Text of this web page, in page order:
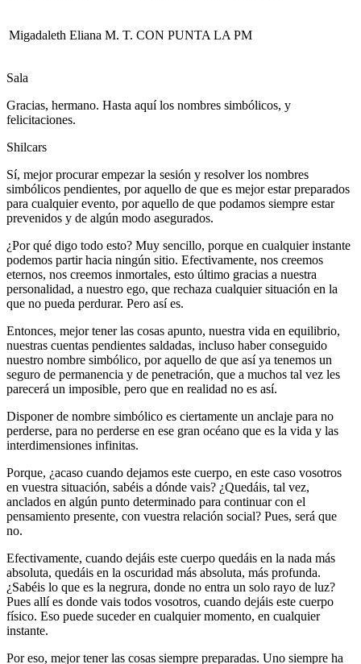
Migadaleth Eliana M. T. CON PUNTA LA PM
Sala
Gracias, hermano. Hasta aquí los nombres simbólicos, y
felicitaciones.
Shilcars
Sí, mejor procurar empezar la sesión y resolver los nombres
simbólicos pendientes, por aquello de que es mejor estar preparados
para cualquier evento, por aquello de que podamos siempre estar
prevenidos y de algún modo asegurados.
¿Por qué digo todo esto? Muy sencillo, porque en cualquier instante
podemos partir hacia ningún sitio. Efectivamente, nos creemos
eternos, nos creemos inmortales, esto último gracias a nuestra
personalidad, a nuestro ego, que rechaza cualquier situación en la
que no pueda perdurar. Pero así es.
Entonces, mejor tener las cosas apunto, nuestra vida en equilibrio,
nuestras cuentas pendientes saldadas, incluso haber conseguido
nuestro nombre simbólico, por aquello de que así ya tenemos un
seguro de permanencia y de penetración, que a muchos tal vez les
parecerá un imposible, pero que en realidad no es así.
Disponer de nombre simbólico es ciertamente un anclaje para no
perderse, para no perderse en ese gran océano que es la vida y las
interdimensiones infinitas.
Porque, ¿acaso cuando dejamos este cuerpo, en este caso vosotros
en vuestra situación, sabéis a dónde vais? ¿Quedáis, tal vez,
anclados en algún punto determinado para continuar con el
pensamiento presente, con vuestra relación social? Pues, será que
no.
Efectivamente, cuando dejáis este cuerpo quedáis en la nada más
absoluta, quedáis en la oscuridad más absoluta, más profunda.
¿Sabéis lo que es la negrura, donde no entra un solo rayo de luz?
Pues allí es donde vais todos vosotros, cuando dejáis este cuerpo
físico. Eso puede suceder en cualquier momento, en cualquier
instante.
Por eso, mejor tener las cosas siempre preparadas. Uno siempre ha